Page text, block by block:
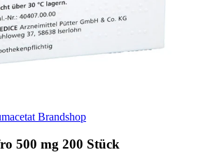
Brandshop
500 mg 200 Stück